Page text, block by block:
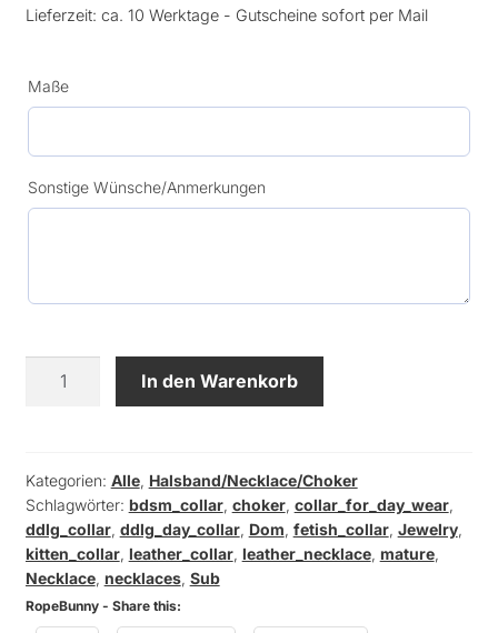
Lieferzeit: ca. 10 Werktage - Gutscheine sofort per Mail
Maße
Sonstige Wünsche/Anmerkungen
Spikes
(Kunstleder)
Menge
In den Warenkorb
Kategorien: Alle, Halsband/Necklace/Choker
Schlagwörter: bdsm_collar, choker, collar_for_day_wear,
ddlg_collar, ddlg_day_collar, Dom, fetish_collar, Jewelry,
kitten_collar, leather_collar, leather_necklace, mature,
Necklace, necklaces, Sub
RopeBunny - Share this: